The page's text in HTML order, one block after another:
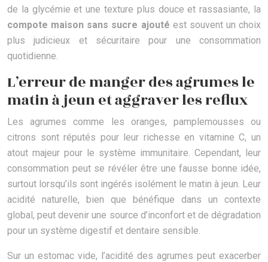
de la glycémie et une texture plus douce et rassasiante, la
compote maison sans sucre ajouté est souvent un choix
plus judicieux et sécuritaire pour une consommation
quotidienne.
L’erreur de manger des agrumes le
matin à jeun et aggraver les reflux
Les agrumes comme les oranges, pamplemousses ou
citrons sont réputés pour leur richesse en vitamine C, un
atout majeur pour le système immunitaire. Cependant, leur
consommation peut se révéler être une fausse bonne idée,
surtout lorsqu’ils sont ingérés isolément le matin à jeun. Leur
acidité naturelle, bien que bénéfique dans un contexte
global, peut devenir une source d’inconfort et de dégradation
pour un système digestif et dentaire sensible.
Sur un estomac vide, l’acidité des agrumes peut exacerber